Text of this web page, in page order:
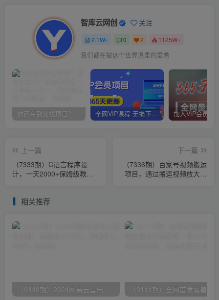
智库云网创 关注
2.1W+ 0 2 1125W+
我们都在被这个世界温柔的爱着
你还在到处找项目？还在当韭菜？我靠卖项目一个月收入5万+，曾经我也是个失败者。 全网VIP课程 无损下载~
上一篇
（7333期）C语言程序设
计，一天2000+保姆级教学
下一篇
（7336期）百家号视频搬运
项目，通过搬运视频放大收
相关推荐